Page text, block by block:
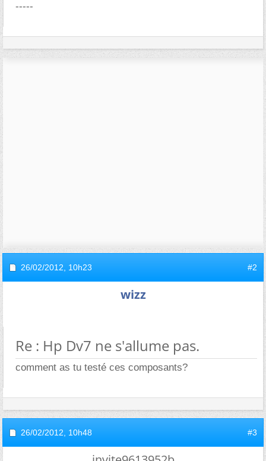
-----
26/02/2012, 10h23 #2
wizz
Re : Hp Dv7 ne s'allume pas.
comment as tu testé ces composants?
26/02/2012, 10h48 #3